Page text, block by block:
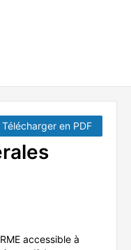
Télécharger en PDF
accessible à